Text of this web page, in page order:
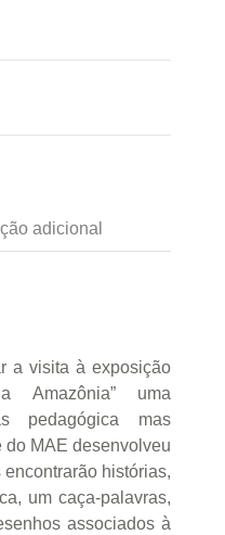
adicional
a visita à exposição
Amazônia” uma
pedagógica mas
do MAE desenvolveu
histórias,
um caça-palavras,
associados à